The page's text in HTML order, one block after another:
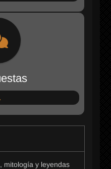
mitología y leyendas